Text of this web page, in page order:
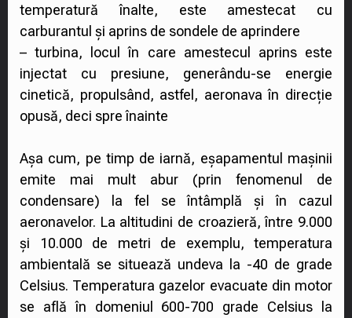
temperatură înalte, este amestecat cu
carburantul și aprins de sondele de aprindere
– turbina, locul în care amestecul aprins este
injectat cu presiune, generându-se energie
cinetică, propulsând, astfel, aeronava în direcție
opusă, deci spre înainte
Așa cum, pe timp de iarnă, eșapamentul mașinii
emite mai mult abur (prin fenomenul de
condensare) la fel se întâmplă și în cazul
aeronavelor. La altitudini de croazieră, între 9.000
și 10.000 de metri de exemplu, temperatura
ambientală se situează undeva la -40 de grade
Celsius. Temperatura gazelor evacuate din motor
se află în domeniul 600-700 grade Celsius la